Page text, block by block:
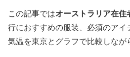
この記事ではオーストラリア在住
行におすすめの服装、必須のアイ
気温を東京とグラフで比較しなが